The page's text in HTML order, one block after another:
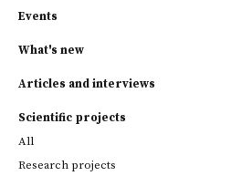
Events
What's new
Articles and interviews
Scientific projects
All
Research projects